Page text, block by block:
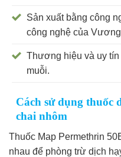
Sản xuất bằng công
công nghệ của
Thương hiệu và uy tín
muỗi.
Cách sử dụng thuốc
chai nhôm
Thuốc Map Permethrin
nhau để phòng trừ dịch